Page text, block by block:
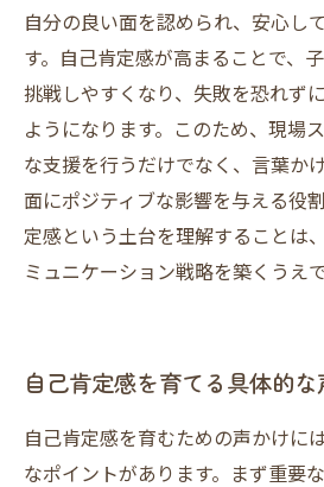
自分の良い面を認められ、安心し
す。自己肯定感が高まることで、
挑戦しやすくなり、失敗を恐れず
ようになります。このため、現場
な支援を行うだけでなく、言葉か
面にポジティブな影響を与える役
定感という土台を理解することは
ミュニケーション戦略を築くうえ
自己肯定感を育てる具体的
自己肯定感を育むための声かけに
なポイントがあります。まず重要